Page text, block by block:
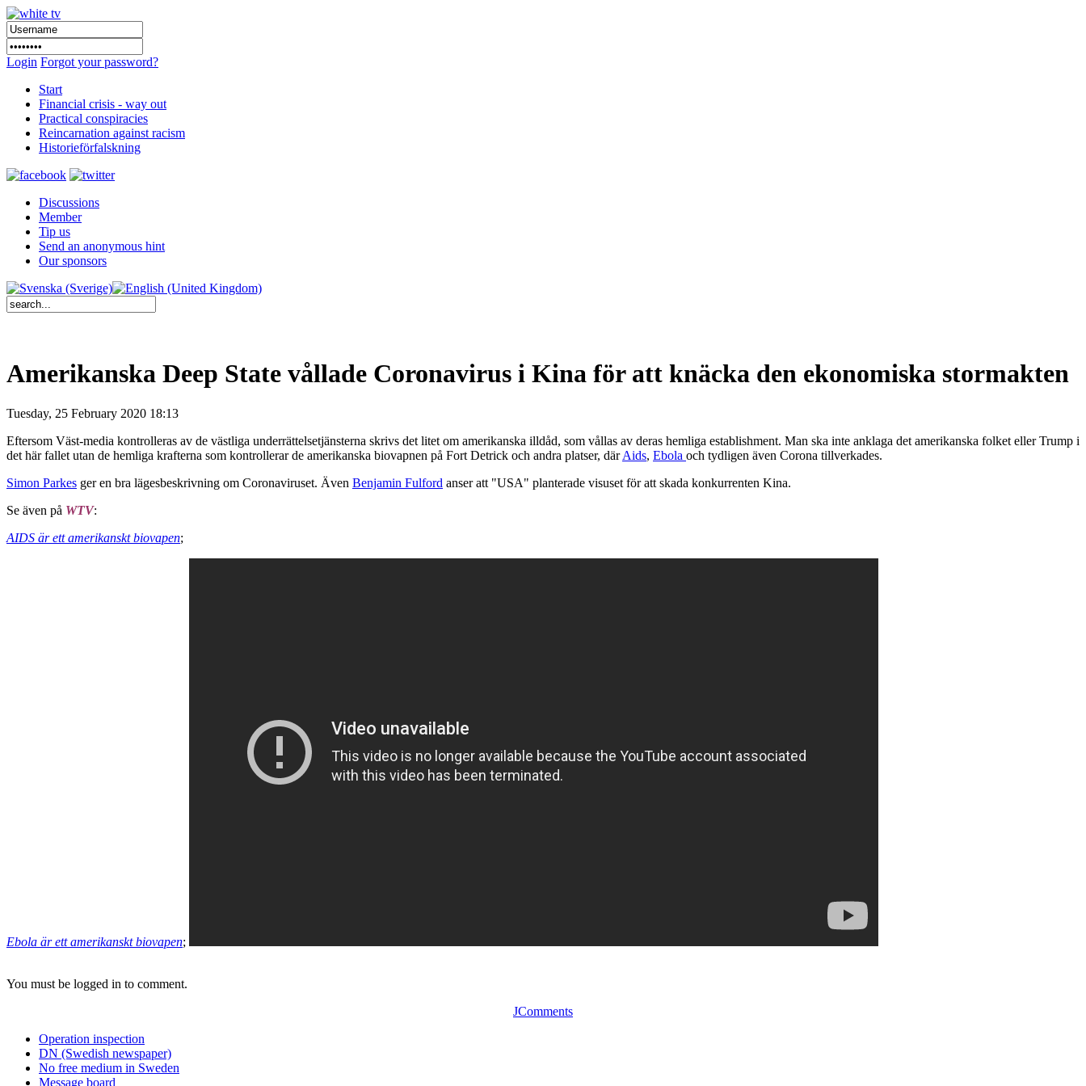
Login Forgot your password?
Start
Financial crisis - way out
Practical conspiracies
Reincarnation against racism
Historieförfalskning
Discussions
Member
Tip us
Send an anonymous hint
Our sponsors
Amerikanska Deep State vållade Coronavirus i Kina för att knäcka den ekonomiska stormakten
Tuesday, 25 February 2020 18:13
Eftersom Väst-media kontrolleras av de västliga underrättelsetjänsterna skrivs det litet om amerikanska illdåd, som vållas av deras hemliga establishment. Man ska inte anklaga det amerikanska folket eller Trump i
det här fallet utan de hemliga krafterna som kontrollerar de amerikanska biovapnen på Fort Detrick och andra platser, därAids, Ebola och tydligen även Corona tillverkades.
Simon Parkes ger en bra lägesbeskrivning om Coronaviruset. Även Benjamin Fulford anser att "USA" planterade visuset för att skada konkurrenten Kina.
Se även på WTV:
AIDS är ett amerikanskt biovapen;
Ebola är ett amerikanskt biovapen;
You must be logged in to comment.
JComments
Operation inspection
DN (Swedish newspaper)
No free medium in Sweden
Message board